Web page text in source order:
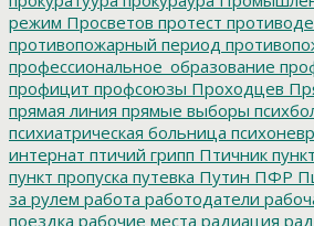
режим Просветов протест
противопожарный период
профессиональное_образование
профицит профсоюзы Проходцев
прямая линия прямые выборы
психиатрическая больница
интернат птичий грипп Птичник
пункт пропуска путевка Путин ПФР
за рулем работа работодатели
поездка рабочие места радиация